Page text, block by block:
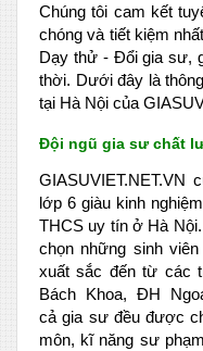
Chúng tôi cam kết
chóng và tiết kiệm
Dạy thử - Đổi gia sư,
thời. Dưới đây là
tại Hà Nội của
Đội ngũ gia sư chất
GIASUVIET.NET.VN
lớp 6 giàu kinh
THCS uy tín ở Hà
chọn những sinh
xuất sắc đến từ các
Bách Khoa, ĐH
cả gia sư đều được
môn, kĩ năng sư